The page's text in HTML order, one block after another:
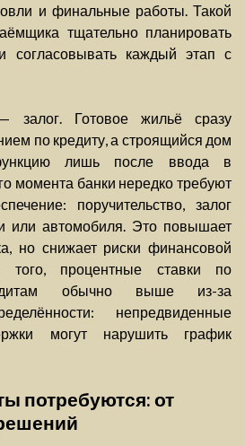
и финальные работы. Такой
тщательно планировать
согласовывать каждый этап с
Готовое жильё сразу
по кредиту, а строящийся дом
лишь после ввода в
момента банки нередко требуют
поручительство, залог
или автомобиля. Это повышает
но снижает риски финансовой
того, процентные ставки по
обычно выше из-за
непредвиденные
могут нарушить график
потребуются: от